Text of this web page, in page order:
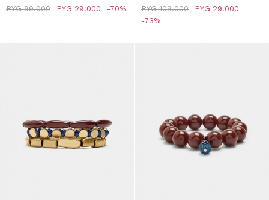
CUENTAS MULTICOLOR -
PYG 29.000
PYG 99.000 70
MULTICOLOR CON RESINA
- MULTICOLOR
PYG 29.000
PYG 109.000
73